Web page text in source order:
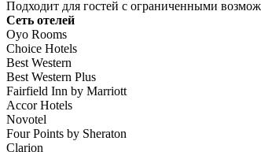
Подходит для гостей с ограниченными
Сеть отелей
Oyo Rooms
Choice Hotels
Best Western
Best Western Plus
Fairfield Inn by Marriott
Accor Hotels
Novotel
Four Points by Sheraton
Clarion